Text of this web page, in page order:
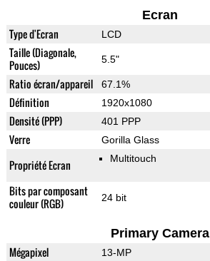
Ecran
Type d'Ecran LCD
Taille (Diagonale,
Pouces)
5.5"
Ratio écran/appareil 67.1%
Définition 1920x1080
Densité (PPP) 401 PPP
Verre Gorilla Glass
Propriété Ecran Multitouch
Bits par composant
couleur (RGB)
24 bit
Primary Camera
Mégapixel 13-MP